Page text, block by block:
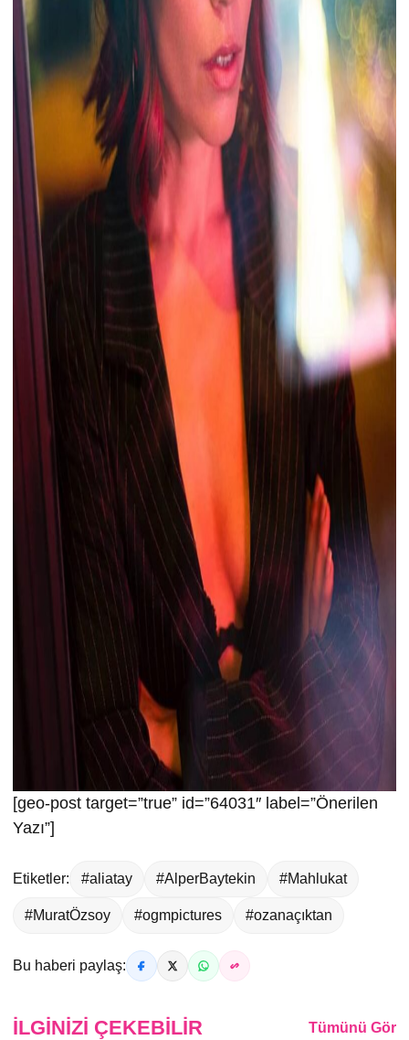
[geo-post target=”true” id=”64031″ label=”Önerilen
Yazı”]
Etiketler: #aliatay #AlperBaytekin #Mahlukat
#MuratÖzsoy #ogmpictures #ozanaçıktan
Bu haberi paylaş:
İLGINIZI ÇEKEBILIR Tümünü Gör